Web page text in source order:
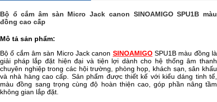
Bộ ổ cắm âm sàn Micro Jack canon SINOAMIGO SPU1B màu
đồng cao cấp
Mô tả sản phẩm:
Bộ ổ cắm âm sàn Micro Jack canon SINOAMIGOSPU1B màu đồng là
giải pháp lắp đặt hiện đại và tiện lợi dành cho hệ thống âm thanh
chuyên nghiệp trong các hội trường, phòng họp, khách sạn, sân khấu
và nhà hàng cao cấp. Sản phẩm được thiết kế với kiểu dáng tinh tế,
màu đồng sang trọng cùng độ hoàn thiện cao, góp phần nâng tầm
không gian lắp đặt.